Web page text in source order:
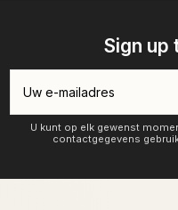
Sign
U kunt op elk gewenst
contactgegevens